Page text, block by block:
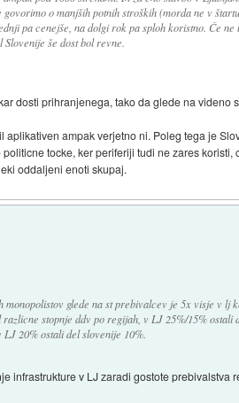
o manjših potnih stroških (morda ne v
pa cenejše, na dolgi rok pa sploh koristno. Če ne
še dost bol revne.
dosti prihranjenega, tako da glede na
ampak verjetno ni. Poleg tega je
tocke, ker periferiji tudi ne zares
oddaljeni enoti skupaj.
glede na st prebivalcev je 5x visje v lj
stopnje ddv po regijah, v LJ 25%/15% ostali
LJ 20% ostali del slovenije 10%.
infrastrukture v LJ zaradi gostote